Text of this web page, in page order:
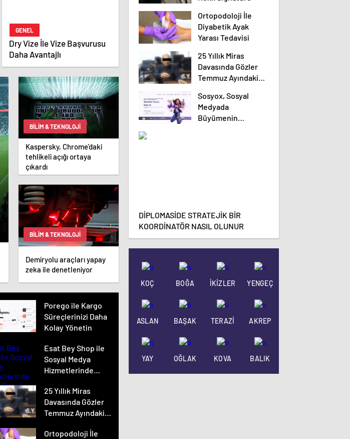
GENEL
Dry Vize İle Vize Başvurusu
Daha Avantajlı
BILIM & TEKNOLOJI
Kaspersky, Chrome’daki
tehlikeli açığı ortaya
çıkardı
BILIM & TEKNOLOJI
Demiryolu araçları yapay
zeka ile denetleniyor
Porego ile Kargo
Süreçlerinizi Daha
Kolay Yönetin
Esat Bey Shop ile
Sosyal Medya
Hizmetlerinde
Deneyimi
25 Yıllık Miras
Davasında Gözler
Temmuz Ayındaki
Çevrildi
Ortopodoloji İle
Ortopodoloji İle
Diyabetik Ayak
Yarası Tedavisi
25 Yıllık Miras
Davasında Gözler
Temmuz Ayındaki
Çevrildi
Sosyox, Sosyal
Medyada
Büyümenin
DİPLOMASİDE STRATEJİK BİR
KOORDİNATÖR NASIL OLUNUR
KOÇ BOĞA İKİZLER YENGEÇ
ASLAN BAŞAK TERAZİ AKREP
YAY OĞLAK KOVA BALIK